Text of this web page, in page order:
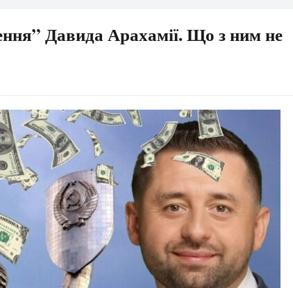
Давида Арахамії. Що з ним не